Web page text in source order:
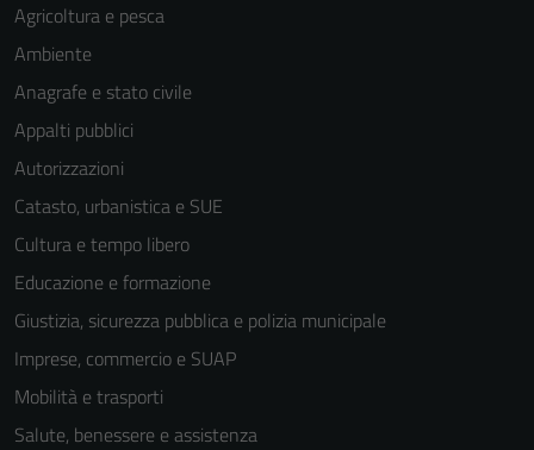
Agricoltura e pesca
Ambiente
Anagrafe e stato civile
Appalti pubblici
Autorizzazioni
Catasto, urbanistica e SUE
Cultura e tempo libero
Educazione e formazione
Giustizia, sicurezza pubblica e polizia municipale
Imprese, commercio e SUAP
Mobilità e trasporti
Salute, benessere e assistenza